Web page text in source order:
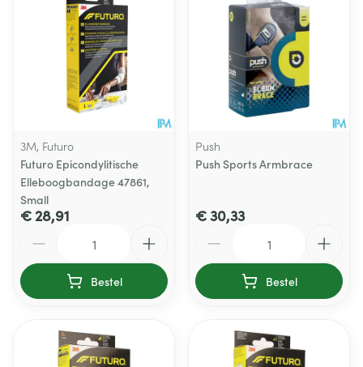
3M, Futuro
Futuro Epicondylitische
Elleboogbandage 47861,
Small
€ 28,91
Bestel
Push
Push Sports Armbrace
€ 30,33
Bestel